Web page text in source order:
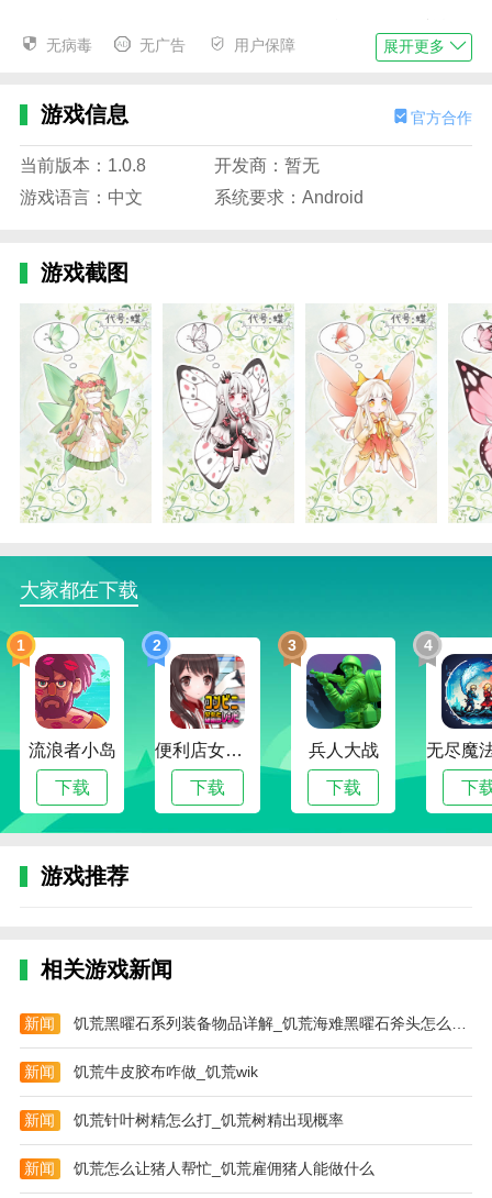
2。准确记住他们的吃饭时间也是很有必要的。喂养蝴
蝶的过程中会出现各种各样的问题。
不同颜色的蝴蝶突然飞到窗台上。
4。地图玩家需要自己操作花坛，简单的商业玩法可以
让你轻松上手。
1。慢慢的，你发现他们喜欢不同的花，这就增加了一
2。可以让他们健康成长。这个模拟的建模游戏内容简
单有趣。
3。可以培养来你家的蝴蝶，收集各种蝴蝶精灵。
4。获得的金币可以帮助你快速升级蝴蝶店。
游戏亮点
1。每一只蝴蝶都对应着现实生活中的一个品种。它们
2。每只蝴蝶的话费就像打开了一个盲盒。有些品相好
3。每个人都需要顺利完成各种任务，快速为自己打造
一个秘密空间。
4。每个人都需要更有热情去培养自己的蝴蝶，收集各
种道具来完成挑战。
游戏评估
玩家可以自由选择自己喜欢的小花仙子来装饰自己的花
道具精心装饰小屋，随意完成治愈模式。各种挑战养成
无病毒 无广告 用户保障 展开更多
游戏信息 官方合作
当前版本：1.0.8
开发商：暂无
游戏语言：中文
系统要求：Android
游戏截图
大家都在下载
1
流浪者小岛
下载
2
便利店女孩moonband
下载
3
兵人大战
下载
4
下
游戏推荐
相关游戏新闻
新闻 饥荒黑曜石系列装备物品详解_饥荒海难黑曜石斧头怎么做饥荒海难黑曜石斧
新闻 饥荒牛皮胶布咋做_饥荒wik
新闻 饥荒针叶树精怎么打_饥荒树精出现概率
新闻 饥荒怎么让猪人帮忙_饥荒雇佣猪人能做什么